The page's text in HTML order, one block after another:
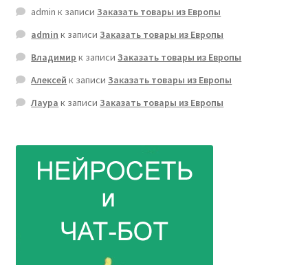
admin к записиЗаказать товары из Европы
admin к записиЗаказать товары из Европы
Владимир к записиЗаказать товары из Европы
Алексей к записиЗаказать товары из Европы
Лаура к записиЗаказать товары из Европы